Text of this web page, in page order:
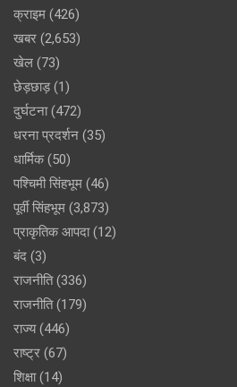
क्राइम (426)
खबर (2,653)
खेल (73)
छेड़छाड़(1)
दुर्घटना(472)
धरना प्रदर्शन (35)
धार्मिक(50)
पश्चिमी सिंहभूम (46)
पूर्वी सिंहभूम (3,873)
प्राकृतिक आपदा(12)
बंद (3)
राजनीति(336)
राजनीति(179)
राज्य(446)
राष्ट्र (67)
शिक्षा(14)